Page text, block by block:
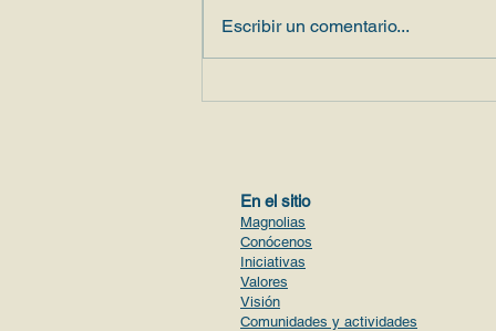
Escribir un comentario...
En el sitio
Magnolias
Conócenos
Iniciativas
Valores
Visión
Comunidades y actividades